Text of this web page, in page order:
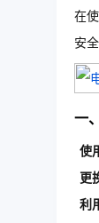
在
安
一
使
更
利